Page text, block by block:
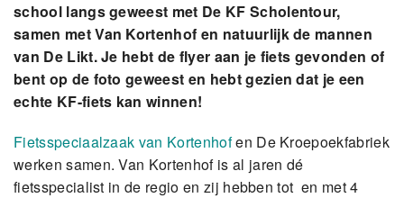
school langs geweest met De KF Scholentour,
samen met Van Kortenhof en natuurlijk de mannen
van De Likt. Je hebt de flyer aan je fiets gevonden of
bent op de foto geweest en hebt gezien dat je een
echte KF-fiets kan winnen!
Fietsspeciaalzaak van Kortenhofen De Kroepoekfabriek
werken samen. Van Kortenhof is al jaren dé
fietsspecialist in de regio en zij hebben tot en met 4